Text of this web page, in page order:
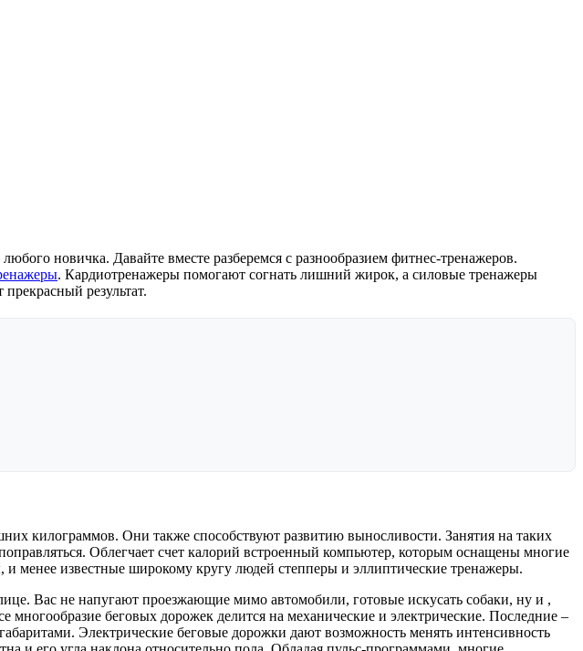
новичка. Давайте вместе разберемся с разнообразием фитнес-тренажеров.
. Кардиотренажеры помогают согнать лишний жирок, а силовые тренажеры
результат.
килограммов. Они также способствуют развитию выносливости. Занятия на таких
Облегчает счет калорий встроенный компьютер, которым оснащены многие
менее известные широкому кругу людей степперы и эллиптические тренажеры.
Вас не напугают проезжающие мимо автомобили, готовые искусать собаки, ну и ,
многообразие беговых дорожек делится на механические и электрические. Последние –
Электрические беговые дорожки дают возможность менять интенсивность